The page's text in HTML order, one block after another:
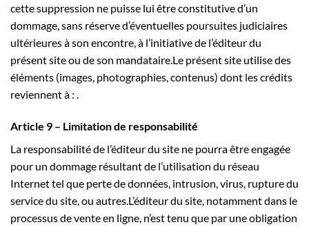
cette suppression ne puisse lui être constitutive d’un
dommage, sans réserve d’éventuelles poursuites judiciaires
ultérieures à son encontre, à l’initiative de l’éditeur du
présent site ou de son mandataire.Le présent site utilise des
éléments (images, photographies, contenus) dont les crédits
reviennent à : .
Article 9 – Limitation de responsabilité
La responsabilité de l’éditeur du site ne pourra être engagée
pour un dommage résultant de l’utilisation du réseau
Internet tel que perte de données, intrusion, virus, rupture du
service du site, ou autres.L’éditeur du site, notamment dans le
processus de vente en ligne, n’est tenu que par une obligation